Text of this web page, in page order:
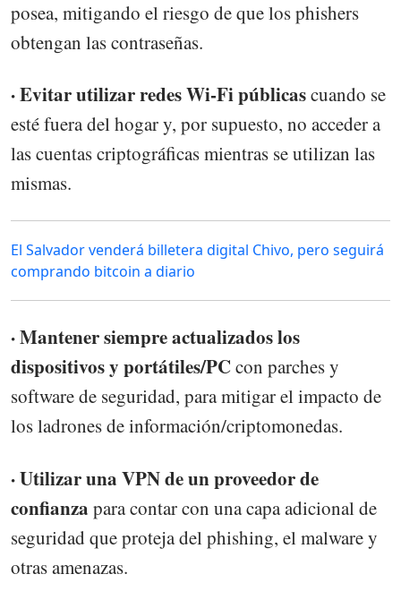
posea, mitigando el riesgo de que los phishers
obtengan las contraseñas.
· Evitar utilizar redes Wi-Fi públicascuando se
esté fuera del hogar y, por supuesto, no acceder a
las cuentas criptográficas mientras se utilizan las
mismas.
El Salvador venderá billetera digital Chivo, pero seguirá
comprando bitcoin a diario
· Mantener siempre actualizados los
dispositivos y portátiles/PC con parches y
software de seguridad, para mitigar el impacto de
los ladrones de información/criptomonedas.
· Utilizar una VPN de un proveedor de
confianza para contar con una capa adicional de
seguridad que proteja del phishing, el malware y
otras amenazas.